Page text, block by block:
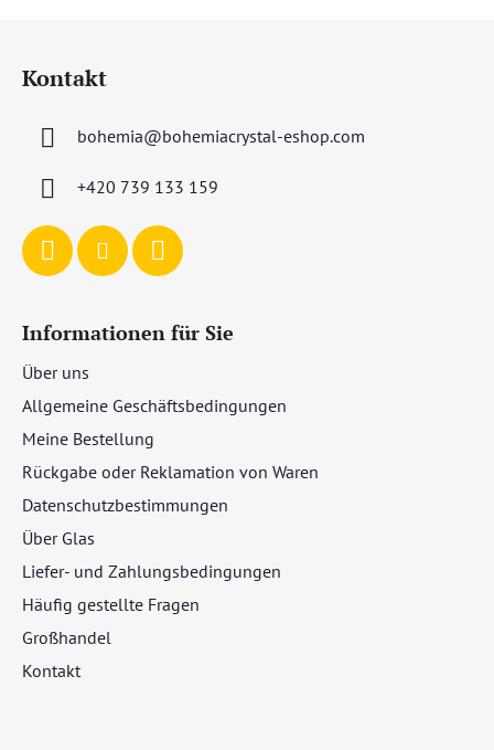
Kontakt
bohemia@bohemiacrystal-eshop.com
+420 739 133 159
Informationen für Sie
Über uns
Allgemeine Geschäftsbedingungen
Meine Bestellung
Rückgabe oder Reklamation von Waren
Datenschutzbestimmungen
Über Glas
Liefer- und Zahlungsbedingungen
Häufig gestellte Fragen
Großhandel
Kontakt